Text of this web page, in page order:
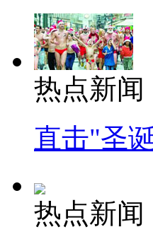
热点新闻
直击"圣
热点新闻